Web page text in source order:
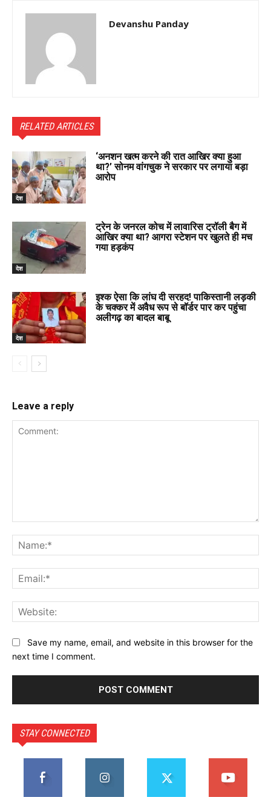
Devanshu Panday
RELATED ARTICLES
देश
‘अनशन खत्म करने की रात आखिर क्या हुआ
था?’ सोनम वांगचुक ने सरकार पर लगाया बड़ा
आरोप
देश
ट्रेन के जनरल कोच में लावारिस ट्रॉली बैग में
आखिर क्या था? आगरा स्टेशन पर खुलते ही मच
गया हड़कंप
देश
इश्क ऐसा कि लांघ दी सरहद! पाकिस्तानी लड़की
के चक्कर में अवैध रूप से बॉर्डर पार कर पहुंचा
अलीगढ़ का बादल बाबू
Leave a reply
Save my name, email, and website in this browser for the
next time I comment.
STAY CONNECTED